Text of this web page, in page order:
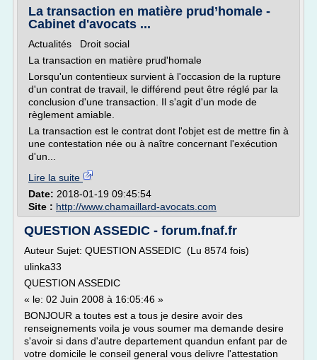
La transaction en matière prud’homale -
Cabinet d'avocats ...
Actualités Droit social
La transaction en matière prud'homale
Lorsqu'un contentieux survient à l'occasion de la rupture
d'un contrat de travail, le différend peut être réglé par la
conclusion d'une transaction. Il s'agit d'un mode de
règlement amiable.
La transaction est le contrat dont l'objet est de mettre fin à
une contestation née ou à naître concernant l'exécution
d'un...
Lire la suite
Date: 2018-01-19 09:45:54
Site : http://www.chamaillard-avocats.com
QUESTION ASSEDIC - forum.fnaf.fr
Auteur Sujet: QUESTION ASSEDIC (Lu 8574 fois)
ulinka33
QUESTION ASSEDIC
« le: 02 Juin 2008 à 16:05:46 »
BONJOUR a toutes est a tous je desire avoir des
renseignements voila je vous soumer ma demande desire
s'avoir si dans d'autre departement quandun enfant par de
votre domicile le conseil general vous delivre l'attestation